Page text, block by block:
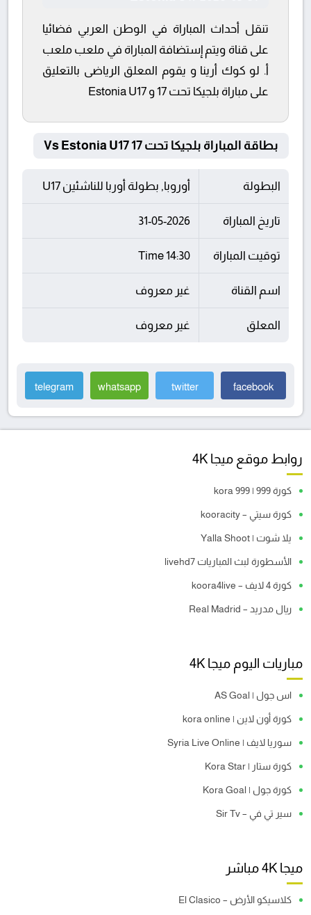
تنقل أحداث المباراة في الوطن العربي فضائيا
على قناة ويتم إستضافة المباراة في ملعب ملعب
أ. لو كوك أرينا و يقوم المعلق الرياضى بالتعليق
على مباراة بلجيكا تحت 17 و Estonia U17
بطاقة المباراة بلجيكا تحت 17 Vs Estonia U17
البطولة أوروبا, بطولة أوربا للناشئين U17
تاريخ المباراة 31-05-2026
توقيت المباراة 14:30 Time
اسم القناة غير معروف
المعلق غير معروف
facebook
twitter
whatsapp
telegram
روابط موقع ميجا 4K
كورة 999 | kora 999
كورة سيتي – kooracity
يلا شوت | Yalla Shoot
الأسطورة لبث المباريات livehd7
كورة 4 لايف – koora4live
ريال مدريد – Real Madrid
مباريات اليوم ميجا 4K
اس جول | AS Goal
كورة أون لاين | kora online
سوريا لايف | Syria Live Online
كورة ستار | Kora Star
كورة جول | Kora Goal
سير تي في – Sir Tv
ميجا 4K مباشر
كلاسيكو الأرض – El Clasico